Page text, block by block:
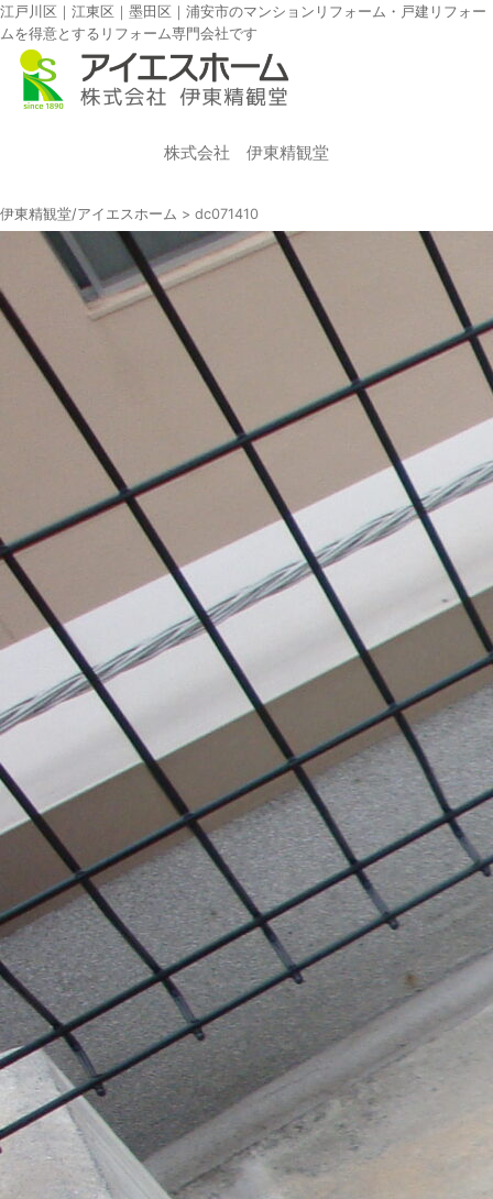
江戸川区｜江東区｜墨田区｜浦安市のマンションリフォーム・戸建リフォー
ムを得意とするリフォーム専門会社です
株式会社 伊東精観堂
伊東精観堂/アイエスホーム > dc071410